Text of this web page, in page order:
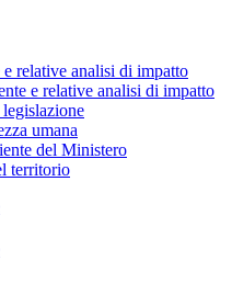
relative analisi di impatto
e relative analisi di impatto
umana
del Ministero
territorio